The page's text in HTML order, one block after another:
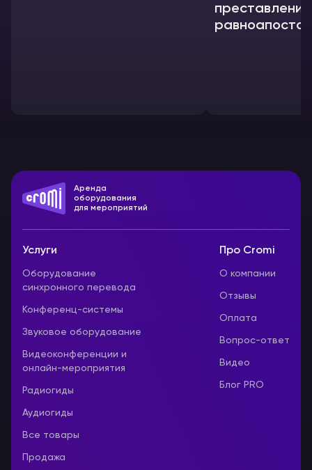
преставления
Аренда
оборудования
для мероприятий
Услуги
Оборудование
синхронного перевода
Конференц-системы
Звуковое оборудование
Видеоконференции и
онлайн-мероприятия
Радиогиды
Аудиогиды
Все товары
Продажа
Про Cromi
О компании
Отзывы
Оплата
Вопрос-ответ
Видео
Блог PRO